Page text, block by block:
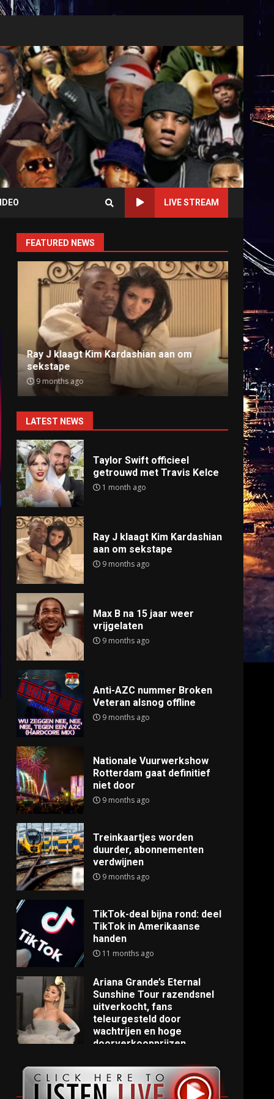
LIVE STREAM
FEATURED NEWS
Ray J klaagt Kim Kardashian aan om
sekstape
9 months ago
Anti-
9
LATEST NEWS
Taylor Swift officieel
getrouwd met Travis Kelce
1 month ago
Ray J klaagt Kim Kardashian
aan om sekstape
9 months ago
Max B na 15 jaar weer
vrijgelaten
9 months ago
Anti-AZC nummer Broken
Veteran alsnog offline
9 months ago
Nationale Vuurwerkshow
Rotterdam gaat definitief
niet door
9 months ago
Treinkaartjes worden
duurder, abonnementen
verdwijnen
9 months ago
TikTok-deal bijna rond: deel
TikTok in Amerikaanse
handen
11 months ago
Ariana Grande’s Eternal
Sunshine Tour razendsnel
uitverkocht, fans
teleurgesteld door
wachtrijen en hoge
doorverkoopprijzen